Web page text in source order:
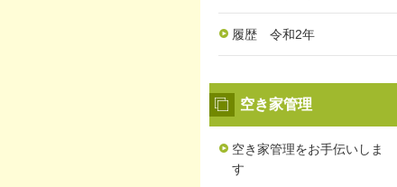
履歴 令和2年
空き家管理
空き家管理をお手伝いしま
す